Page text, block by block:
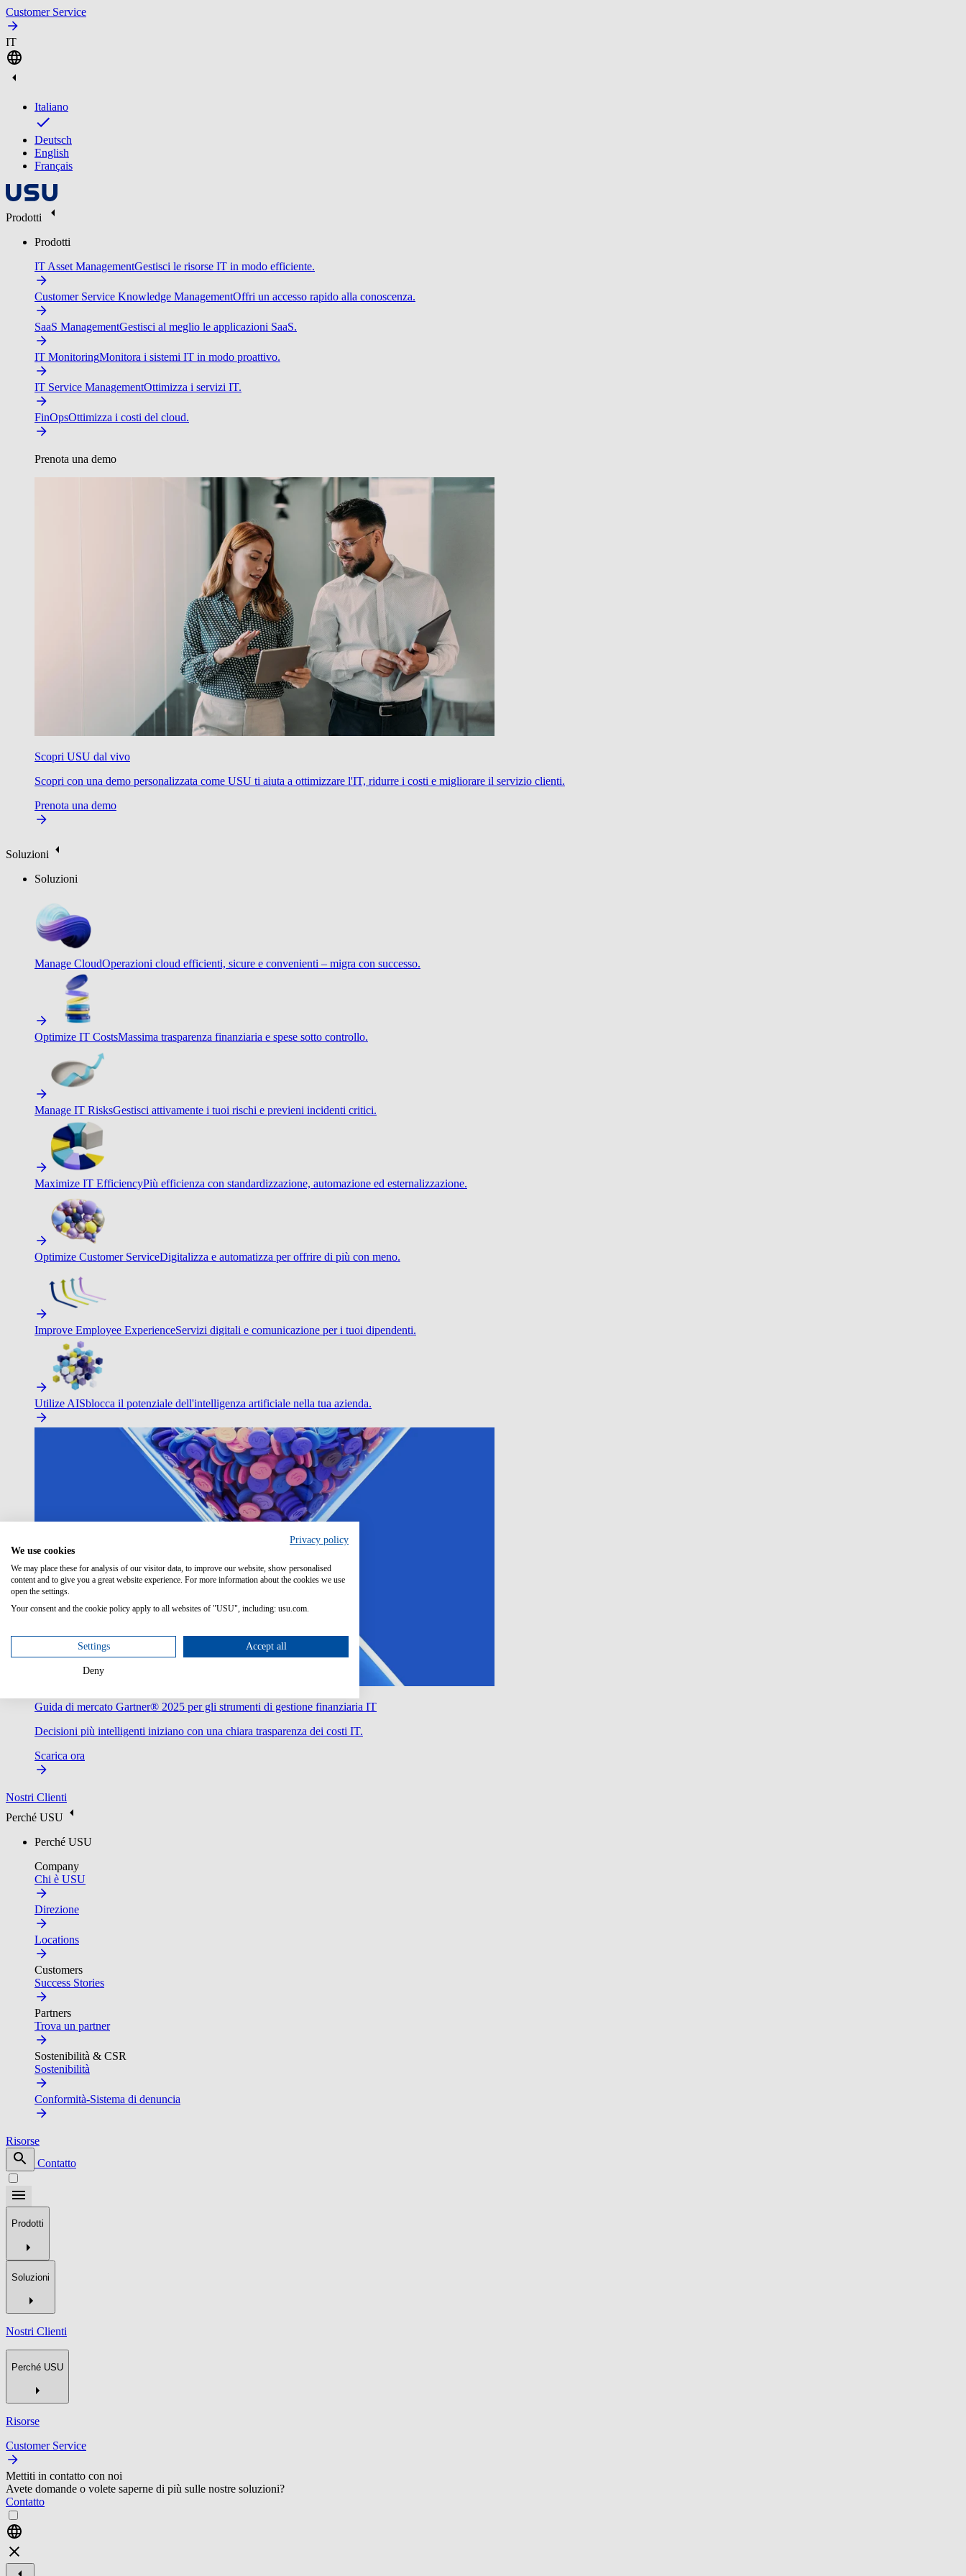
Customer Service
IT
Italiano
Deutsch
English
Français
Prodotti
Prodotti
IT Asset ManagementGestisci le risorse IT in modo efficiente.
Customer Service Knowledge ManagementOffri un accesso rapido alla conoscenza.
SaaS ManagementGestisci al meglio le applicazioni SaaS.
IT MonitoringMonitora i sistemi IT in modo proattivo.
IT Service ManagementOttimizza i servizi IT.
FinOpsOttimizza i costi del cloud.
Prenota una demo
Scopri USU dal vivo
Scopri con una demo personalizzata come USU ti aiuta a ottimizzare l'IT, ridurre i costi e migliorare il servizio clienti.
Prenota una demo
Soluzioni
Soluzioni
Manage CloudOperazioni cloud efficienti, sicure e convenienti – migra con successo.
Optimize IT CostsMassima trasparenza finanziaria e spese sotto controllo.
Manage IT RisksGestisci attivamente i tuoi rischi e previeni incidenti critici.
Maximize IT EfficiencyPiù efficienza con standardizzazione, automazione ed esternalizzazione.
Optimize Customer ServiceDigitalizza e automatizza per offrire di più con meno.
Improve Employee ExperienceServizi digitali e comunicazione per i tuoi dipendenti.
Utilize AISblocca il potenziale dell'intelligenza artificiale nella tua azienda.
Guida di mercato Gartner® 2025 per gli strumenti di gestione finanziaria IT
Decisioni più intelligenti iniziano con una chiara trasparenza dei costi IT.
Scarica ora
Nostri Clienti
Perché USU
Perché USU
Company
Chi è USU
Direzione
Locations
Customers
Success Stories
Partners
Trova un partner
Sostenibilità & CSR
Sostenibilità
Conformità-Sistema di denuncia
Risorse
Contatto
Prodotti
Soluzioni
Nostri Clienti
Perché USU
Risorse
Customer Service
Mettiti in contatto con noi
Avete domande o volete saperne di più sulle nostre soluzioni?
Contatto
Privacy policy
We use cookies
We may place these for analysis of our visitor data, to improve our website, show personalised
content and to give you a great website experience. For more information about the cookies we use
open the settings.
Your consent and the cookie policy apply to all websites of "USU", including: usu.com.
Settings Accept all
Deny